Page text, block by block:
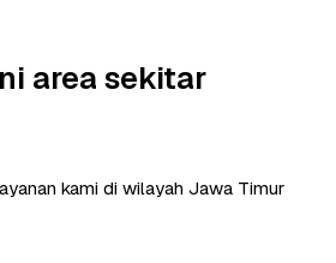
area sekitar
kami di wilayah Jawa Timur